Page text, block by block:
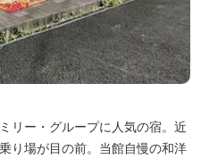
リー・グループに人気の宿。近
り場が目の前。当館自慢の和洋